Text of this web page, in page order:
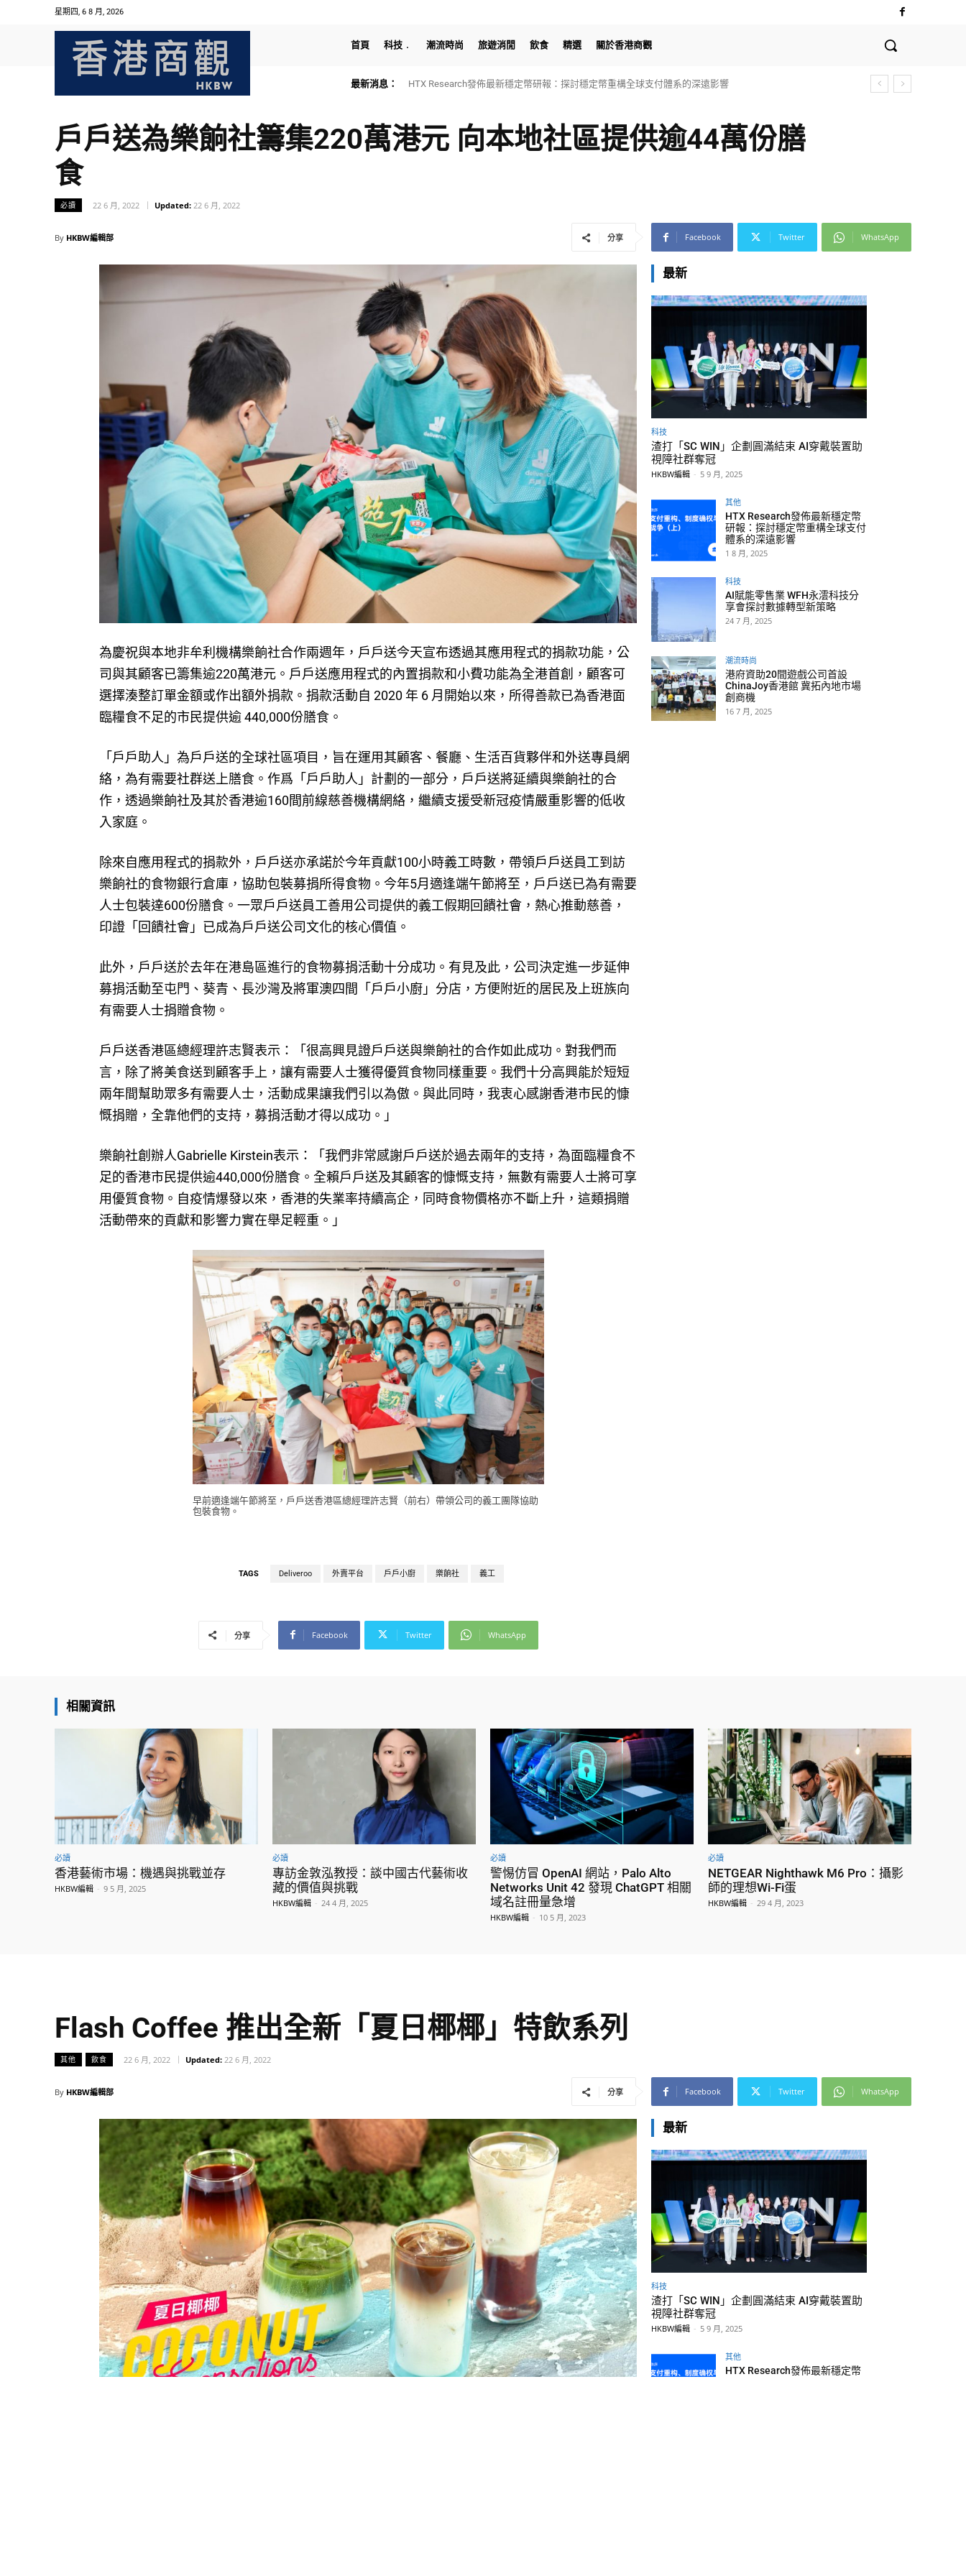
星期四, 6 8 月, 2026
首頁 科技 潮流時尚 旅遊消閒 飲食 精選 關於香港商觀
最新消息： HTX Research發佈最新穩定幣研報：探討穩定幣重構全球支付體系的深遠影響
戶戶送為樂餉社籌集220萬港元 向本地社區提供逾44萬份膳
食
必讀 22 6 月, 2022 Updated: 22 6 月, 2022
By HKBW編輯部 分享 Facebook Twitter WhatsApp
為慶祝與本地非牟利機構樂餉社合作兩週年，戶戶送今天宣布透過其應用程式的捐款功能，公
司與其顧客已籌集逾220萬港元。戶戶送應用程式的內置捐款和小費功能為全港首創，顧客可
選擇湊整訂單金額或作出額外捐款。捐款活動自 2020 年 6 月開始以來，所得善款已為香港面
臨糧食不足的市民提供逾 440,000份膳食。
「戶戶助人」為戶戶送的全球社區項目，旨在運用其顧客、餐廳、生活百貨夥伴和外送專員網
絡，為有需要社群送上膳食。作爲「戶戶助人」計劃的一部分，戶戶送將延續與樂餉社的合
作，透過樂餉社及其於香港逾160間前線慈善機構網絡，繼續支援受新冠疫情嚴重影響的低收
入家庭。
除來自應用程式的捐款外，戶戶送亦承諾於今年貢獻100小時義工時數，帶領戶戶送員工到訪
樂餉社的食物銀行倉庫，協助包裝募捐所得食物。今年5月適逢端午節將至，戶戶送已為有需要
人士包裝達600份膳食。一眾戶戶送員工善用公司提供的義工假期回饋社會，熱心推動慈善，
印證「回饋社會」已成為戶戶送公司文化的核心價值。
此外，戶戶送於去年在港島區進行的食物募捐活動十分成功。有見及此，公司決定進一步延伸
募捐活動至屯門、葵青、長沙灣及將軍澳四間「戶戶小廚」分店，方便附近的居民及上班族向
有需要人士捐贈食物。
戶戶送香港區總經理許志賢表示：「很高興見證戶戶送與樂餉社的合作如此成功。對我們而
言，除了將美食送到顧客手上，讓有需要人士獲得優質食物同樣重要。我們十分高興能於短短
兩年間幫助眾多有需要人士，活動成果讓我們引以為傲。與此同時，我衷心感謝香港市民的慷
慨捐贈，全靠他們的支持，募捐活動才得以成功。」
樂餉社創辦人Gabrielle Kirstein表示：「我們非常感謝戶戶送於過去兩年的支持，為面臨糧食不
足的香港市民提供逾440,000份膳食。全賴戶戶送及其顧客的慷慨支持，無數有需要人士將可享
用優質食物。自疫情爆發以來，香港的失業率持續高企，同時食物價格亦不斷上升，這類捐贈
活動帶來的貢獻和影響力實在舉足輕重。」
早前適逢端午節將至，戶戶送香港區總經理許志賢（前右）帶領公司的義工團隊協助
包裝食物。
TAGS Deliveroo 外賣平台 戶戶小廚 樂餉社 義工
分享 Facebook Twitter WhatsApp
最新
科技
渣打「SC WIN」企劃圓滿結束 AI穿戴裝置助
視障社群奪冠
HKBW編輯 - 5 9 月, 2025
其他
HTX Research發佈最新穩定幣
研報：探討穩定幣重構全球支付
體系的深遠影響
1 8 月, 2025
科技
AI賦能零售業 WFH永澐科技分
享會探討數據轉型新策略
24 7 月, 2025
潮流時尚
港府資助20間遊戲公司首設
ChinaJoy香港館 冀拓內地市場
創商機
16 7 月, 2025
相關資訊
必讀
香港藝術市場：機遇與挑戰並存
HKBW編輯 - 9 5 月, 2025
必讀
專訪金敦泓教授：談中國古代藝術收
藏的價值與挑戰
HKBW編輯 - 24 4 月, 2025
必讀
警惕仿冒 OpenAI 網站，Palo Alto
Networks Unit 42 發現 ChatGPT 相關
域名註冊量急增
HKBW編輯 - 10 5 月, 2023
必讀
NETGEAR Nighthawk M6 Pro：攝影
師的理想Wi-Fi蛋
HKBW編輯 - 29 4 月, 2023